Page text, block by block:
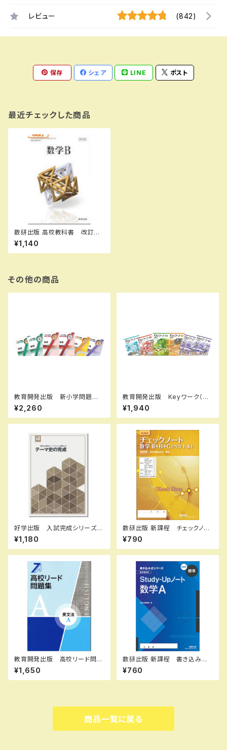
レビュー (842)
保存 シェア LINE ポスト
最近チェックした商品
数研出版 高校教科書 改訂
版 数学B ［教番：数B325］
新品 ISBN：978441080148
8 ISBN-10：4410801481
¥1,140
その他の商品
教育開発出版 新小学問題
集 中学入試編 理科 Ⅰ，
Ⅱ，Ⅲ 2026年度版 各学年
（選択ください） 問題集本体と
ト ISBN なし
¥2,260
教育開発出版 Keyワーク（キ
ーワーク）＋ Keyテスト（キーテ
スト）2冊セット 地理 I,II 歴史
I,II（ご選択ください） 2026年
¥1,940
好学出版 入試完成シリーズ
テーマ史の完成 2026年度
版 新品完全セット ISBN：B0
CRNQP8PZ ISBN-10：B0C
¥1,180
数研出版 新課程 チェックノー
ト 数学II＋Ｂ＋Ｃ（ベクトル）
傍用型 新品 問題集本体の
み 別冊解答なし ISBN：978
0222023 SKU：001092811
¥790
教育開発出版 高校リード問題
集 英文法 A ，英文法 B 202
6年度版 各科目（選択くださ
い） 新品完全セット ISBN
¥1,650
数研出版 新課程 書き込み式
シリーズ 【標準】 教科書傍
用 Study-Upノート 数学
Ａ 新品 問題集本体のみ 別
6265 SKU：000072292
¥760
商品一覧に戻る